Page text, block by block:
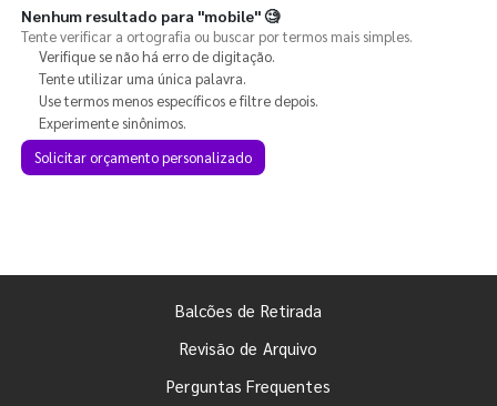
Nenhum resultado para "mobile"🧐
Tente verificar a ortografia ou buscar por termos mais simples.
Verifique se não há erro de digitação.
Tente utilizar uma única palavra.
Use termos menos específicos e filtre depois.
Experimente sinônimos.
Solicitar orçamento personalizado
Balcões de Retirada
Revisão de Arquivo
Perguntas Frequentes